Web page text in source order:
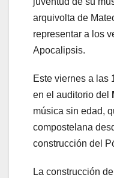
arquivolta de
representar a los
Apocalipsis.
Este viernes a las
en el auditorio del
música sin edad,
compostelana
construcción del
La construcción